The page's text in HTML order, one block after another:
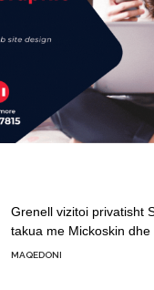
Grenell vizitoi privatisht
takua me Mickoskin dhe
MAQEDONI